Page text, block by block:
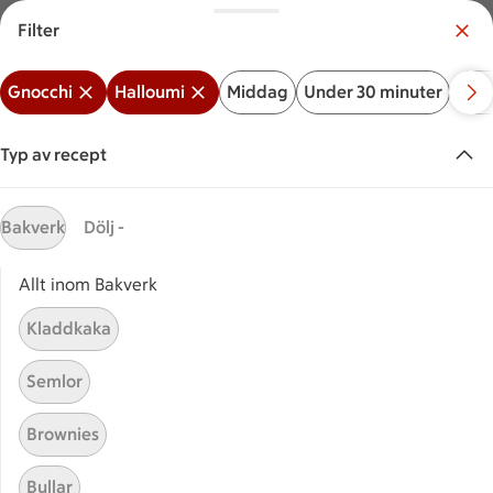
Meny Logga in
Vilken är din butik? Välj butik
Start
Gnocchi halloumi
Sök ingrediens eller recept
Inga förslag
Gnocchi
ReceptVisar 2 stycken
(2)
Gnocchi i tomatsås med
Filter
Gnocchi Halloumi Middag Under 30 minuter
Typ av recept
Bakverk Dölj -
Allt inom Bakverk
Kladdkaka
Semlor
Brownies
Bullar